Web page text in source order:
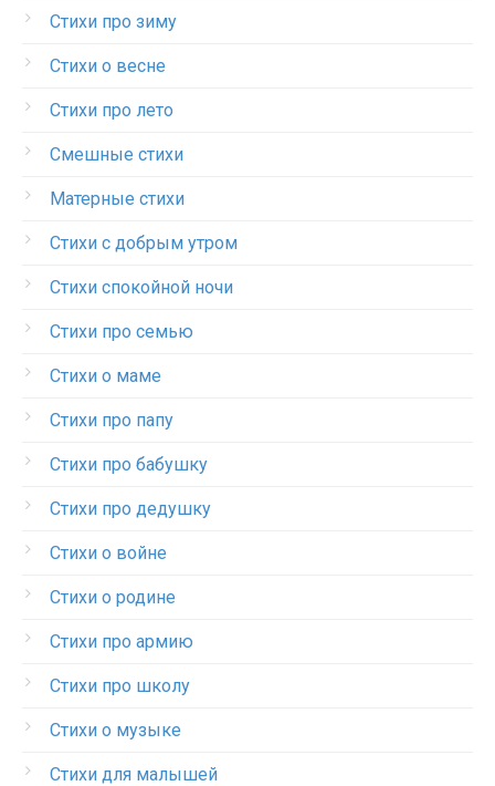
Стихи про зиму
Стихи о весне
Стихи про лето
Смешные стихи
Матерные стихи
Стихи с добрым утром
Стихи спокойной ночи
Стихи про семью
Стихи о маме
Стихи про папу
Стихи про бабушку
Стихи про дедушку
Стихи о войне
Стихи о родине
Стихи про армию
Стихи про школу
Стихи о музыке
Стихи для малышей